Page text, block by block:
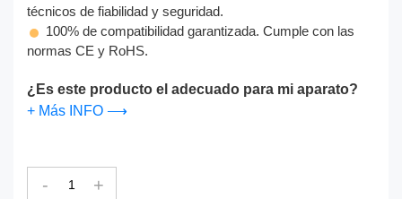
técnicos de fiabilidad y seguridad.
100% de compatibilidad garantizada. Cumple con las
normas CE y RoHS.
¿Es este producto el adecuado para mi aparato?
+ Más INFO ⟶
- +